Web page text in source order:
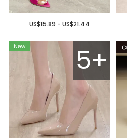
US$15.89 - US$21.44
5+